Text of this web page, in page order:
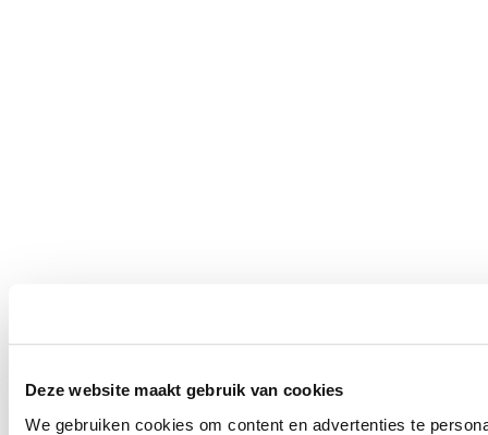
Deze website maakt gebruik van cookies
We gebruiken cookies om content en advertenties te